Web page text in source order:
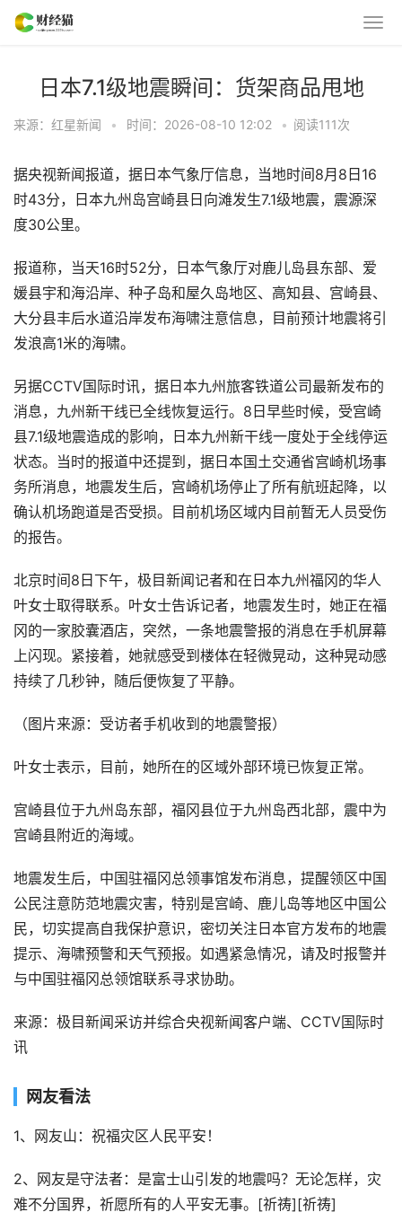
日本7.1级地震瞬间：货架商品甩地
来源：红星新闻 • 时间：2026-08-10 12:02 • 阅读111次
据央视新闻报道，据日本气象厅信息，当地时间8月8日16
时43分，日本九州岛宫崎县日向滩发生7.1级地震，震源深
度30公里。
报道称，当天16时52分，日本气象厅对鹿儿岛县东部、爱
媛县宇和海沿岸、种子岛和屋久岛地区、高知县、宫崎县、
大分县丰后水道沿岸发布海啸注意信息，目前预计地震将引
发浪高1米的海啸。
另据CCTV国际时讯，据日本九州旅客铁道公司最新发布的
消息，九州新干线已全线恢复运行。8日早些时候，受宫崎
县7.1级地震造成的影响，日本九州新干线一度处于全线停运
状态。当时的报道中还提到，据日本国土交通省宫崎机场事
务所消息，地震发生后，宫崎机场停止了所有航班起降，以
确认机场跑道是否受损。目前机场区域内目前暂无人员受伤
的报告。
北京时间8日下午，极目新闻记者和在日本九州福冈的华人
叶女士取得联系。叶女士告诉记者，地震发生时，她正在福
冈的一家胶囊酒店，突然，一条地震警报的消息在手机屏幕
上闪现。紧接着，她就感受到楼体在轻微晃动，这种晃动感
持续了几秒钟，随后便恢复了平静。
（图片来源：受访者手机收到的地震警报）
叶女士表示，目前，她所在的区域外部环境已恢复正常。
宫崎县位于九州岛东部，福冈县位于九州岛西北部，震中为
宫崎县附近的海域。
地震发生后，中国驻福冈总领事馆发布消息，提醒领区中国
公民注意防范地震灾害，特别是宫崎、鹿儿岛等地区中国公
民，切实提高自我保护意识，密切关注日本官方发布的地震
提示、海啸预警和天气预报。如遇紧急情况，请及时报警并
与中国驻福冈总领馆联系寻求协助。
来源：极目新闻采访并综合央视新闻客户端、CCTV国际时
讯
网友看法
1、网友山：祝福灾区人民平安！
2、网友是守法者：是富士山引发的地震吗？无论怎样，灾
难不分国界，祈愿所有的人平安无事。[祈祷][祈祷]